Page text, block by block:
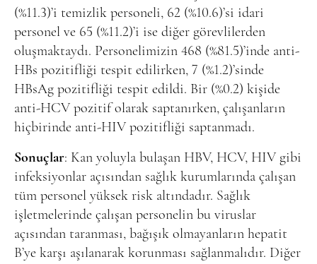
(%11.3)’i temizlik personeli, 62 (%10.6)’si idari
personel ve 65 (%11.2)’i ise diğer görevlilerden
oluşmaktaydı. Personelimizin 468 (%81.5)’inde anti-
HBs pozitifliği tespit edilirken, 7 (%1.2)’sinde
HBsAg pozitifliği tespit edildi. Bir (%0.2) kişide
anti-HCV pozitif olarak saptanırken, çalışanların
hiçbirinde anti-HIV pozitifliği saptanmadı.
Sonuçlar: Kan yoluyla bulaşan HBV, HCV, HIV gibi
infeksiyonlar açısından sağlık kurumlarında çalışan
tüm personel yüksek risk altındadır. Sağlık
işletmelerinde çalışan personelin bu viruslar
açısından taranması, bağışık olmayanların hepatit
B’ye karşı aşılanarak korunması sağlanmalıdır. Diğer